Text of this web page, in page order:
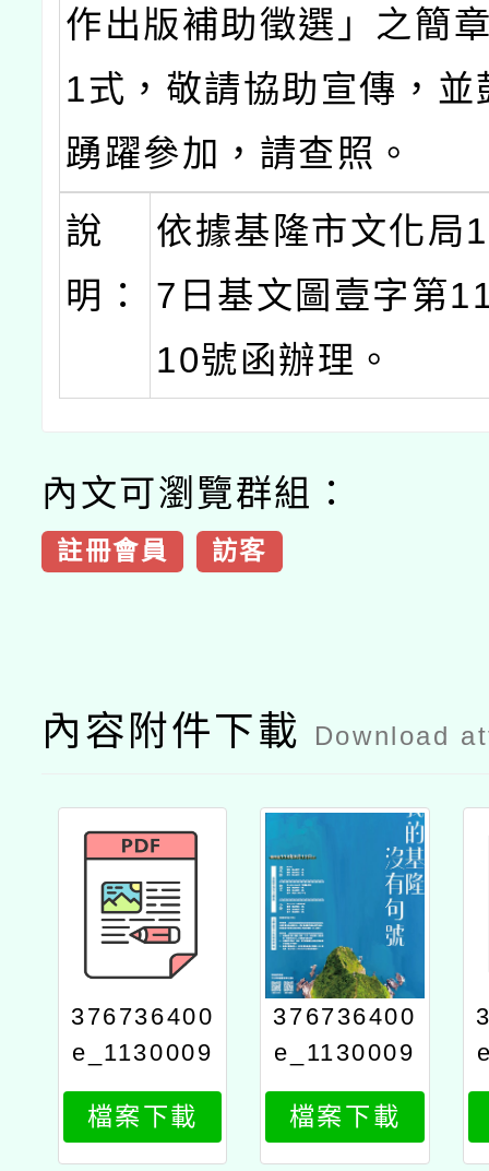
作出版補助徵選」之簡
1式，敬請協助宣傳，並
踴躍參加，請查照。
說
明：
依據基隆市文化局
7日基文圖壹字第
10號函辦理。
內文可瀏覽群組：
註冊會員 訪客
內容附件下載 Download
376736400
e_1130009
456_attach
5
檔案下載
376736400
e_1130009
456_attach
4
檔案下載